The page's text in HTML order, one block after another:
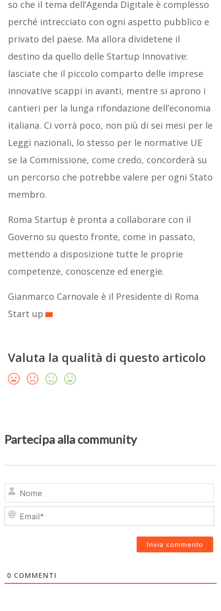
so che il tema dell’Agenda Digitale è complesso
perché intrecciato con ogni aspetto pubblico e
privato del paese. Ma allora dividetene il
destino da quello delle Startup Innovative:
lasciate che il piccolo comparto delle imprese
innovative scappi in avanti, mentre si aprono i
cantieri per la lunga rifondazione dell’economia
italiana. Ci vorrà poco, non più di sei mesi per le
Leggi nazionali, lo stesso per le normative UE
se la Commissione, come credo, concorderà su
un percorso che potrebbe valere per ogni Stato
membro.
Roma Startup è pronta a collaborare con il
Governo su questo fronte, come in passato,
mettendo a disposizione tutte le proprie
competenze, conoscenze ed energie.
Gianmarco Carnovale è il Presidente di Roma
Start up
Valuta la qualità di questo articolo
Partecipa alla community
0 COMMENTI